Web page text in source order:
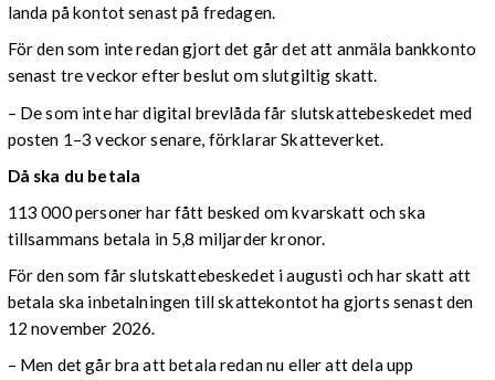
landa på kontot senast på fredagen.
För den som inte redan gjort det går det att anmäla bankkonto
senast tre veckor efter beslut om slutgiltig skatt.
– De som inte har digital brevlåda får slutskattebeskedet med
posten 1–3 veckor senare, förklarar Skatteverket.
Då ska du betala
113 000 personer har fått besked om kvarskatt och ska
tillsammans betala in 5,8 miljarder kronor.
För den som får slutskattebeskedet i augusti och har skatt att
betala ska inbetalningen till skattekontot ha gjorts senast den
12 november 2026.
– Men det går bra att betala redan nu eller att dela upp